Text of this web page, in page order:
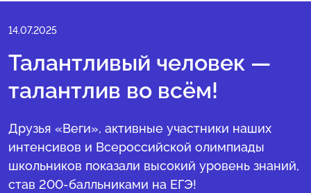
14.07.2025
Талантливый человек —
талантлив во всём!
Друзья «Веги», активные участники наших
интенсивов и Всероссийской олимпиады
школьников показали высокий уровень знаний,
став 200-балльниками на ЕГЭ!